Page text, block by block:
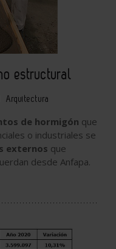
estructural
Arquitectura
de hormigón que
o industriales se
externos que
desde Anfapa.